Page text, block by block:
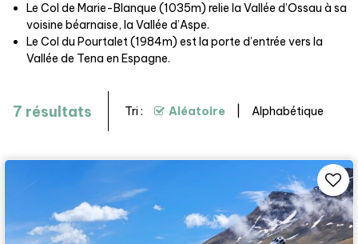
Le Col de Marie-Blanque (1035m) relie la Vallée d’Ossau à sa
voisine béarnaise, la Vallée d’Aspe.
Le Col du Pourtalet (1984m) est la porte d’entrée vers la
Vallée de Tena en Espagne.
7 résultats Tri : Aléatoire Alphabétique